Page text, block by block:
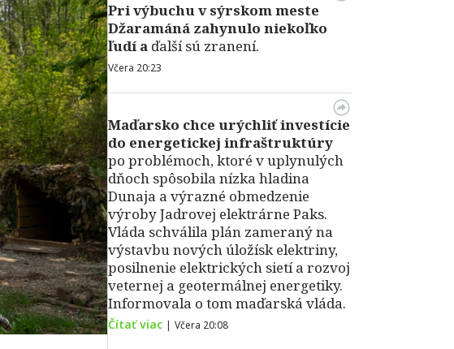
Pri výbuchu v sýrskom meste
Džaramáná zahynulo niekoľko
ľudí a ďalší sú zranení.
Včera 20:23
Maďarsko chce urýchliť investície
do energetickej infraštruktúry
po problémoch, ktoré v uplynulých
dňoch spôsobila nízka hladina
Dunaja a výrazné obmedzenie
výroby Jadrovej elektrárne Paks.
Vláda schválila plán zameraný na
výstavbu nových úložísk elektriny,
posilnenie elektrických sietí a rozvoj
veternej a geotermálnej energetiky.
Informovala o tom maďarská vláda.
Čítať viac | Včera 20:08